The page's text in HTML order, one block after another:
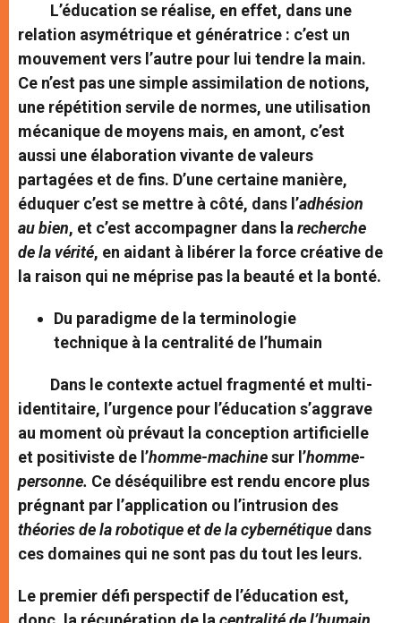
L’éducation se réalise, en effet, dans une
relation asymétrique et génératrice : c’est un
mouvement vers l’autre pour lui tendre la main.
Ce n’est pas une simple assimilation de notions,
une répétition servile de normes, une utilisation
mécanique de moyens mais, en amont, c’est
aussi une élaboration vivante de valeurs
partagées et de fins. D’une certaine manière,
éduquer c’est se mettre à côté, dans l’adhésion
au bien, et c’est accompagner dans la recherche
de la vérité, en aidant à libérer la force créative de
la raison qui ne méprise pas la beauté et la bonté.
Du paradigme de la terminologie
technique à la centralité de l’humain
Dans le contexte actuel fragmenté et multi-
identitaire, l’urgence pour l’éducation s’aggrave
au moment où prévaut la conception artificielle
et positiviste de l’homme-machinesur l’homme-
personne. Ce déséquilibre est rendu encore plus
prégnant par l’application ou l’intrusion des
théories de la robotique et de la cybernétique dans
ces domaines qui ne sont pas du tout les leurs.
Le premier défi perspectif de l’éducation est,